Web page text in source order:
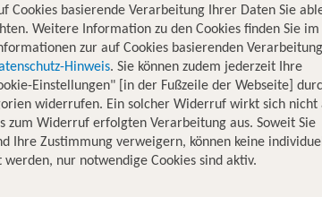
Lage Bewertungen
Cookies basierende Verarbeitung Ihrer Daten Sie
Weitere Information zu den Cookies finden Sie im
zur auf Cookies basierenden
Hinweis. Sie können zudem jederzeit Ihre
Einstellungen" [in der Fußzeile der Webseite]
widerrufen. Ein solcher Widerruf wirkt sich nicht
zum Widerruf erfolgten Verarbeitung aus. Soweit Sie
Ihre Zustimmung verweigern, können keine
nur notwendige Cookies sind aktiv.